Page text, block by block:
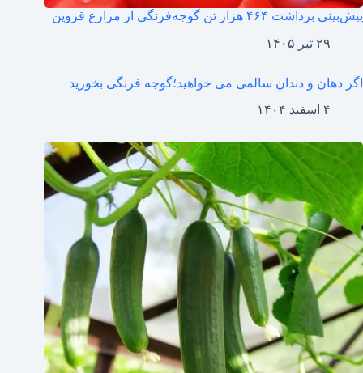
پیش‌بینی برداشت ۴۶۴ هزار تن گوجه‌فرنگی از مزارع قزوین
۲۹ تیر ۱۴۰۵
اگر دهان و دندان سالمی می خواهید؛گوجه فرنگی بخورید
۴ اسفند ۱۴۰۴